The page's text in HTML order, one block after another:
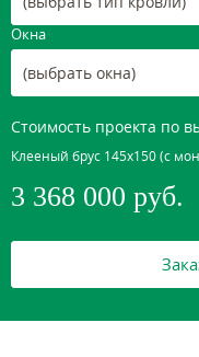
Окна
(выбрать окна)
Стоимость проекта по
Клееный брус 145х150 (с
3 368 000 руб.